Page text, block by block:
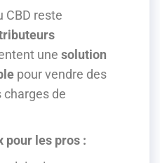
CBD reste
une solution
pour vendre des
de
pour les pros :